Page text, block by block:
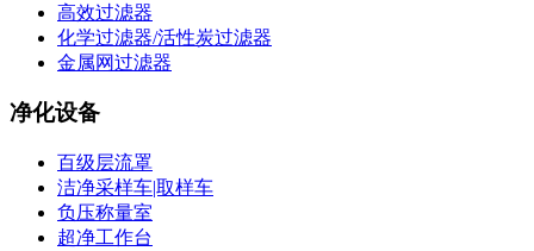
高效过滤器
化学过滤器/活性炭过滤器
金属网过滤器
净化设备
百级层流罩
洁净采样车|取样车
负压称量室
超净工作台